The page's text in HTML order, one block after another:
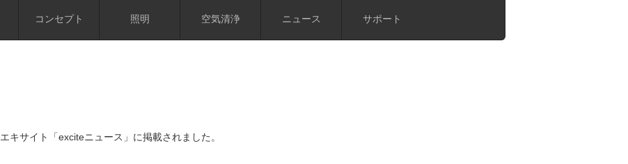
コンセプト 照明 空気清浄 ニュース サポート
エキサイト「exciteニュース」に掲載されました。